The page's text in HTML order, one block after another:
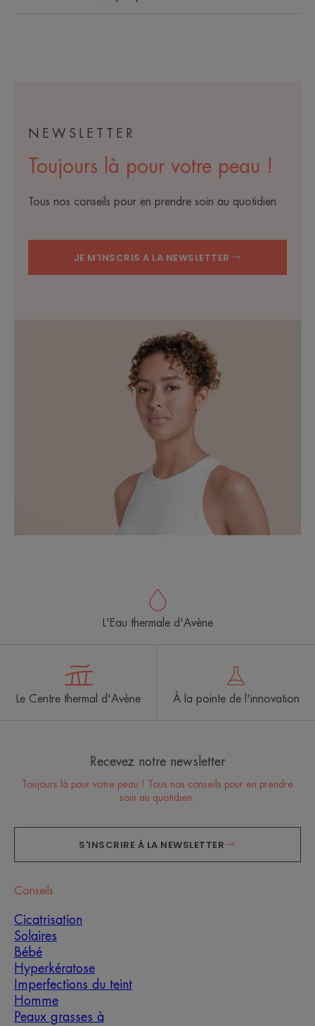
NEWSLETTER
Toujours là pour votre peau !
Tous nos conseils pour en prendre soin au quotidien
JE M'INSCRIS A LA NEWSLETTER
L'Eau thermale d'Avène
Le Centre thermal d'Avène À la pointe de l'innovation
Recevez notre newsletter
Toujours là pour votre peau ! Tous nos conseils pour en prendre
soin au quotidien.
S'INSCRIRE À LA NEWSLETTER
Conseils
Cicatrisation
Solaires
Bébé
Hyperkératose
Imperfections du teint
Homme
Peaux grasses à